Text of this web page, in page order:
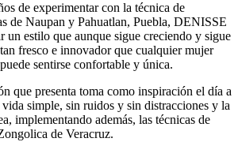
de experimentar con la técnica de
de Naupan y Pahuatlan, Puebla, DENISSE
estilo que aunque sigue creciendo y sigue
fresco e innovador que cualquier mujer
sentirse confortable y única.
que presenta toma como inspiración el día a
vida simple, sin ruidos y sin distracciones y la
implementando además, las técnicas de
de Veracruz.